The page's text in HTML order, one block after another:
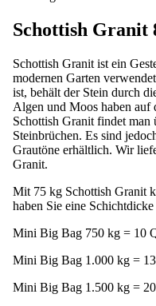
Schottish Granit
Schottish Granit ist ein
modernen Garten
ist, behält der Stein durch
Algen und Moos haben auf
Schottish Granit findet man
Steinbrüchen. Es sind
Grautöne erhältlich. Wir
Granit.
Mit 75 kg Schottish Granit
haben Sie eine
Mini Big Bag 750 kg = 10
Mini Big Bag 1.000 kg =
Mini Big Bag 1.500 kg =